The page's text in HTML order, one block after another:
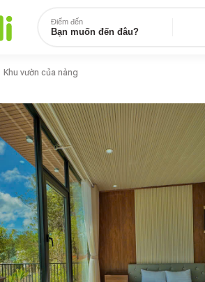
Điểm đến
Bạn muốn đến đâu?
Khu vườn của nàng